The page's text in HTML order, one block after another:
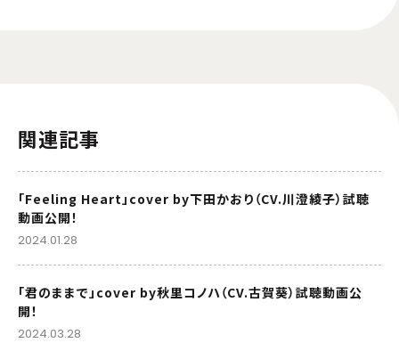
関連記事
「Feeling Heart」cover by下田かおり（CV.川澄綾子）試聴
動画公開！
2024.01.28
「君のままで」cover by秋里コノハ（CV.古賀葵）試聴動画公
開！
2024.03.28